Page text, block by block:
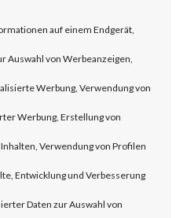
auf einem Endgerät,
Auswahl von Werbeanzeigen,
Werbung, Verwendung von
Werbung, Erstellung von
Verwendung von Profilen
Entwicklung und Verbesserung
Daten zur Auswahl von